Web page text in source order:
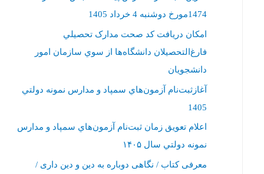
1474مورخ دوشنبه 4 خرداد 1405
امکان دريافت کد صحت مدارک تحصيلي
فارغ‌التحصيلان دانشگاه‌ها از سوي سازمان امور
دانشجويان
آغازثبت‌نام آزمون‌هاي سمپاد و مدارس نمونه دولتي
1405
اعلام تعويق زمان ثبت‌نام آزمون‌هاي سمپاد و ‌مدارس
نمونه دولتي سال ۱۴۰۵‏
معرفی کتاب / نگاهی دوباره به دین و دین داری /